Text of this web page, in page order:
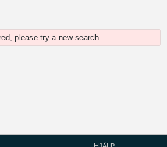
please try a new search.